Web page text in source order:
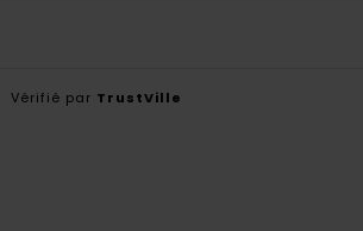
Vérifié par TrustVille